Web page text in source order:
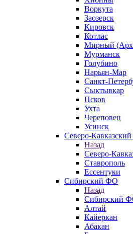
Воркута
Заозерск
Кировск
Котлас
Мирный
Мурманск
Голубино
Нарьян-Мар
Санкт-
Сыктывкар
Псков
Ухта
Череповец
Усинск
Северо-
Назад
Северо-
Ставрополь
Ессентуки
Сибирский ФО
Назад
Сибирский
Алтай
Кайеркан
Абакан